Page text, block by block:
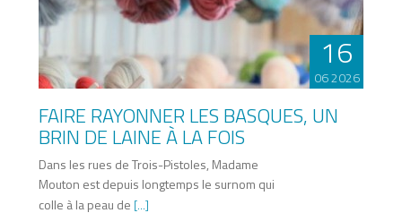
16
06 2026
FAIRE RAYONNER LES BASQUES, UN
BRIN DE LAINE À LA FOIS
Dans les rues de Trois-Pistoles, Madame
Mouton est depuis longtemps le surnom qui
colle à la peau de [...]